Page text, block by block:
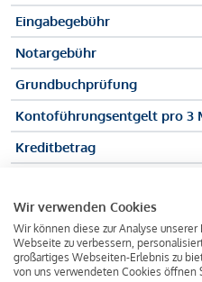
Eingabegebühr
Notargebühr
Grundbuchprüfung
Kontoführungsentgelt pro 3
Kreditbetrag
Zu zahlender Gesamtbetrag
Kreditvermittler
Wir verwenden Cookies
Wir können diese zur Analyse
Webseite zu verbessern,
großartiges Webseiten-Erlebnis zu
von uns verwendeten Cookies öffnen